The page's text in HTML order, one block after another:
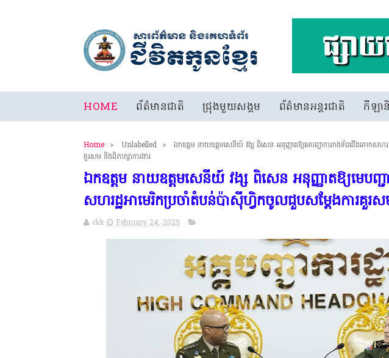
HOME ព័ត៌មានជាតិ ជ្រុងមួយសង្គម ព័ត៌មានអន្តរជាតិ កីឡា
Home > Unlabelled >
ឯកឧត្តម នាយឧត្ដមសេនីយ៍ វង្ស ពិសេន អនុញ្ញាតឱ្យមេបញ្ជាការកងទ័ពជើងគោកសហរ
គួរសម និងពិភាក្សាការងារ
ឯកឧត្តម នាយឧត្ដមសេនីយ៍ វង្ស ពិសេន អនុញ្ញាតឱ្យមេបញ្
សហរដ្ឋអាមេរិកប្រចាំតំបន់ប៉ាស៊ីហ្វិកចូលជួបសម្តែងការគួរស
ckk February 24, 2025